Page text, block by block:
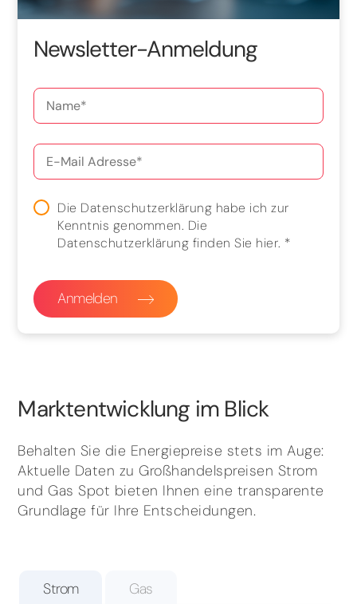
Newsletter-Anmeldung
Die Datenschutzerklärung habe ich zur
Kenntnis genommen. Die
Datenschutzerklärung finden Sie hier. *
Anmelden
Marktentwicklung im Blick
Behalten Sie die Energiepreise stets im Auge:
Aktuelle Daten zu Großhandelspreisen Strom
und Gas Spot bieten Ihnen eine transparente
Grundlage für Ihre Entscheidungen.
Strom Gas